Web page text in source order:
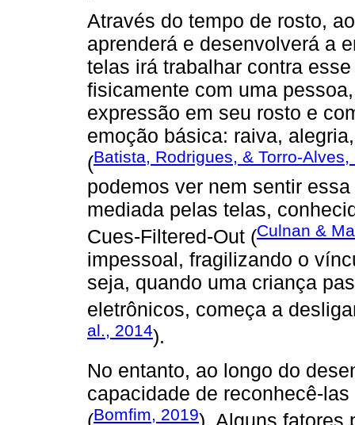
Através do tempo de rosto,
aprenderá e desenvolverá a
telas irá trabalhar contra
fisicamente com uma
expressão em seu rosto e
emoção básica: raiva,
(Batista, Rodrigues, & Torro-Alves,
podemos ver nem sentir
mediada pelas telas,
Cues-Filtered-Out (Culnan &
impessoal, fragilizando o
seja, quando uma criança
eletrônicos, começa a
al., 2014).
No entanto, ao longo do
capacidade de reconhecê-
(Bomfim, 2019). Alguns fatores